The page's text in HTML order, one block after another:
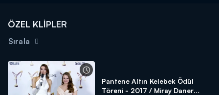
ÖZEL KLİPLER
Sırala
Pantene Altın Kelebek Ödül
Töreni - 2017 / Miray Daner